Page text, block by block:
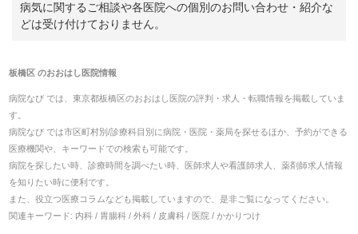
病気に関するご相談や各医院への個別のお問い合わせ・紹介な
どは受け付けておりません。
板橋区 のおおはし医院情報
病院なび では、 東京都板橋区のおおはし医院の評判・求人・転職情報を掲載していま
す。
病院なび では市区町村別/診療科目別に病院・医院・薬局を探せるほか、予約ができる
医療機関や、キーワードでの検索も可能です。
病院を探したい時、診療時間を調べたい時、医師求人や看護師求人、薬剤師求人情報
を知りたい時に便利です。
また、役立つ医療コラムなども掲載していますので、是非ご覧になってください。
関連キーワード: 内科 / 胃腸科 / 外科 / 皮膚科 / 医院 / かかりつけ